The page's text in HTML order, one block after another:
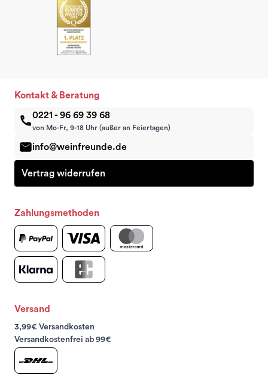
Kontakt & Beratung
0221 - 96 69 39 68
von Mo-Fr, 9-18 Uhr (außer an Feiertagen)
info@weinfreunde.de
Vertrag widerrufen
Zahlungsmethoden
Versand
3,99€ Versandkosten
Versandkostenfrei ab 99€